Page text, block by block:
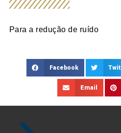
Para a redução de ruído
Facebook
Email